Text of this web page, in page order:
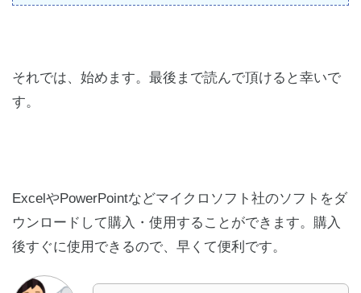
それでは、始めます。最後まで読んで頂けると幸いで
す。
ExcelやPowerPointなどマイクロソフト社のソフトをダ
ウンロードして購入・使用することができます。購入
後すぐに使用できるので、早くて便利です。